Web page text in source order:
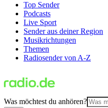
Top Sender
Podcasts
Live Sport
Sender aus deiner Region
Musikrichtungen
Themen
Radiosender von A-Z
Was möchtest du anhören?